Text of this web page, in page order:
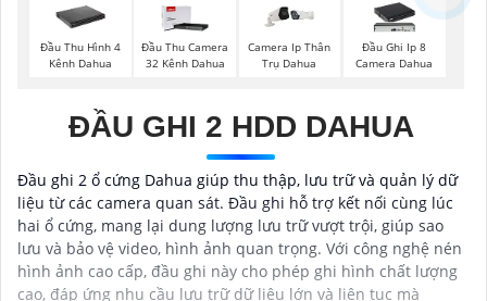
Đầu Thu Hình 4
Kênh Dahua
Đầu Thu Camera
32 Kênh Dahua
Camera Ip Thân
Trụ Dahua
Đầu Ghi Ip 8
Camera Dahua
ĐẦU GHI 2 HDD DAHUA
Đầu ghi 2 ổ cứng Dahua giúp thu thập, lưu trữ và quản lý dữ
liệu từ các camera quan sát. Đầu ghi hỗ trợ kết nối cùng lúc
hai ổ cứng, mang lại dung lượng lưu trữ vượt trội, giúp sao
lưu và bảo vệ video, hình ảnh quan trọng. Với công nghệ nén
hình ảnh cao cấp, đầu ghi này cho phép ghi hình chất lượng
cao, đáp ứng nhu cầu lưu trữ dữ liệu lớn và liên tục mà